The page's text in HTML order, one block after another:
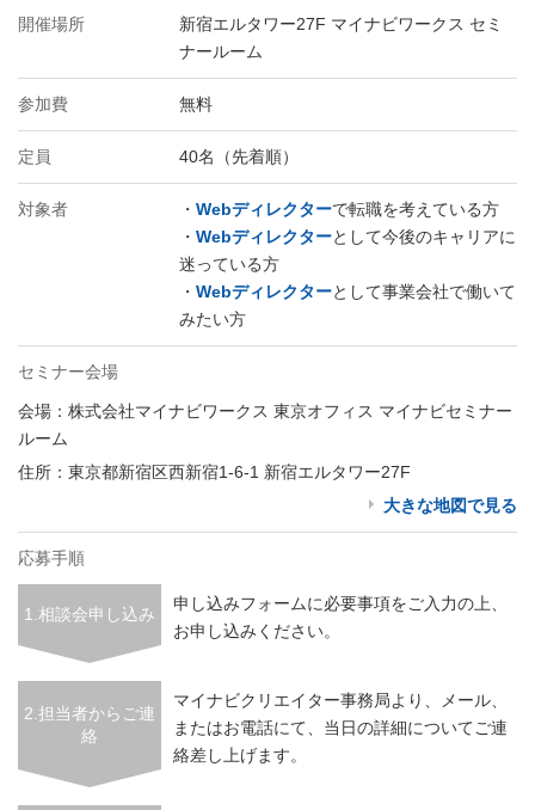
開催場所
新宿エルタワー27F マイナビワークス セミ
ナールーム
参加費 無料
定員 40名（先着順）
対象者 ・Webディレクターで転職を考えている方
・Webディレクターとして今後のキャリアに
迷っている方
・Webディレクターとして事業会社で働いて
みたい方
セミナー会場
会場：株式会社マイナビワークス 東京オフィス マイナビセミナー
ルーム
住所：東京都新宿区西新宿1-6-1 新宿エルタワー27F
大きな地図で見る
応募手順
1.相談会申し込み
申し込みフォームに必要事項をご入力の上、
お申し込みください。
2.担当者からご連
絡
マイナビクリエイター事務局より、メール、
またはお電話にて、当日の詳細についてご連
絡差し上げます。